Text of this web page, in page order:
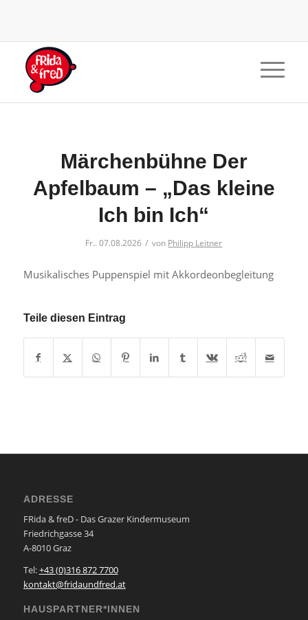
Märchenbühne Der
Apfelbaum – „Das kleine
Ich bin Ich“
Fr.. 07.08.2026 / von Philipp Leitner
Musikalisches Puppenspiel mit Akkordeonbegleitung
Teile diesen Eintrag
ADRESSE
FRida & freD - Das Grazer Kindermuseum
Friedrichgasse 34
A-8010 Graz
Tel:+43 (0)316 872 7700
kontakt@fridaundfred.at
HAUSPARTNER*INNEN